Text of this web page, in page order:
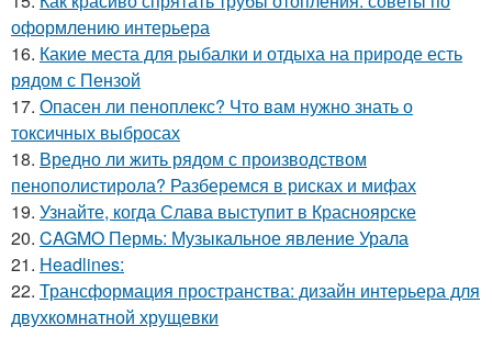
оформлению интерьера
16. Какие места для рыбалки и отдыха на природе есть
рядом с Пензой
17. Опасен ли пеноплекс? Что вам нужно знать о
токсичных выбросах
18. Вредно ли жить рядом с производством
пенополистирола? Разберемся в рисках и мифах
19. Узнайте, когда Слава выступит в Красноярске
20. CAGMO Пермь: Музыкальное явление Урала
21. Headlines:
22. Трансформация пространства: дизайн интерьера для
двухкомнатной хрущевки